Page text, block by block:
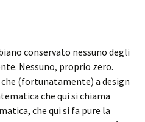
conservato nessuno degli
Nessuno, proprio zero.
(fortunatamente) a design
che qui si chiama
che qui si fa pure la